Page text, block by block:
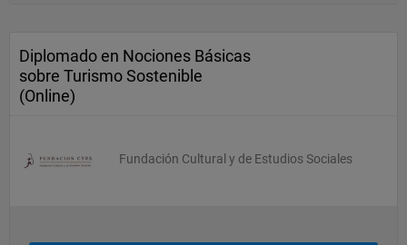
Diplomado en Nociones Básicas
sobre Turismo Sostenible
(Online)
Fundación Cultural y de Estudios Sociales